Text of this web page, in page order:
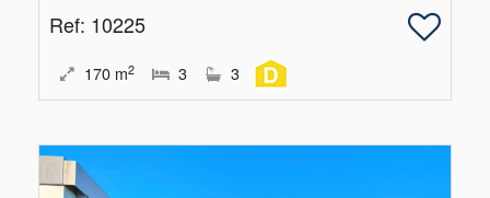
Ref: 10225
170 m2 3 3